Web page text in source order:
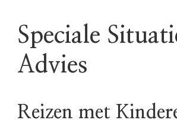
Speciale
Advies
Reizen met